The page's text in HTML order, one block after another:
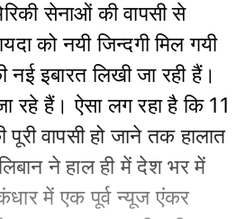
सेनाओं की वापसी से
को नयी जिन्दगी मिल गयी
नई इबारत लिखी जा रही हैं।
रहे हैं। ऐसा लग रहा है कि 11
वापसी हो जाने तक हालात
ने हाल ही में देश भर में
में एक पूर्व न्यूज एंकर